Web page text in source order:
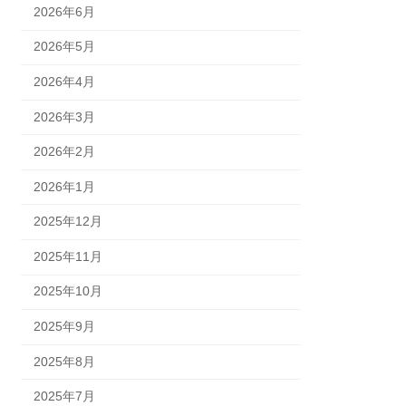
2026年6月
2026年5月
2026年4月
2026年3月
2026年2月
2026年1月
2025年12月
2025年11月
2025年10月
2025年9月
2025年8月
2025年7月